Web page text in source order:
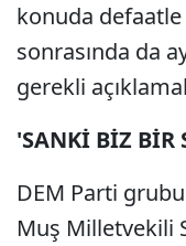
konuda
sonrasında da
gerekli
'SANKİ BİZ BİR
DEM Parti
Muş Milletvekili